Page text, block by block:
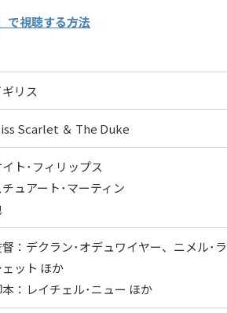
で視聴する方法
リス
Scarlet ＆ The Duke
イト･フィリップス
チュアート･マーティン
：デクラン･オデュワイヤー、ニメル･ラ
ェット ほか
本：レイチェル･ニュー ほか